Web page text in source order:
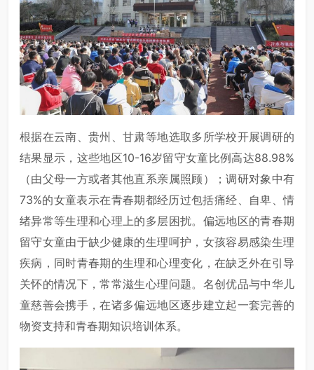
根据在云南、贵州、甘肃等地选取多所学校开展调研的
结果显示，这些地区10-16岁留守女童比例高达88.98%
（由父母一方或者其他直系亲属照顾）；调研对象中有
73%的女童表示在青春期都经历过包括痛经、自卑、情
绪异常等生理和心理上的多层困扰。偏远地区的青春期
留守女童由于缺少健康的生理呵护，女孩容易感染生理
疾病，同时青春期的生理和心理变化，在缺乏外在引导
关怀的情况下，常常滋生心理问题。名创优品与中华儿
童慈善会携手，在诸多偏远地区逐步建立起一套完善的
物资支持和青春期知识培训体系。